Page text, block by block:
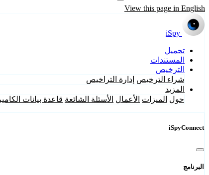
View this page in English
iSpy
تحميل
المستندات
الترخيص
شراء الترخيص إدارة التراخيص
المزيد
حول الميزات الأعمال الأسئلة الشائعة قاعدة بيانات الكاميرا
iSpyConnect
البرنامج